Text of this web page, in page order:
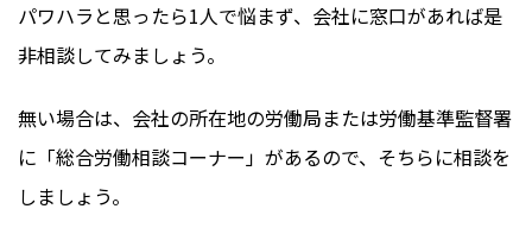
パワハラと思ったら1人で悩まず、会社に窓口があれば是
非相談してみましょう。
無い場合は、会社の所在地の労働局または労働基準監督署
に「総合労働相談コーナー」があるので、そちらに相談を
しましょう。